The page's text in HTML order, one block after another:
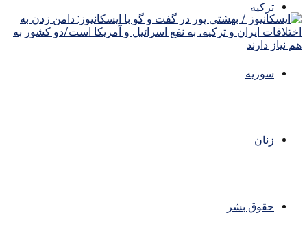
ترکیه
سوریه
زنان
حقوق بشر